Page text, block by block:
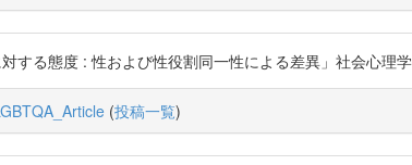
対する態度 : 性および性役割同一性による差異」社会心
(投稿一覧)